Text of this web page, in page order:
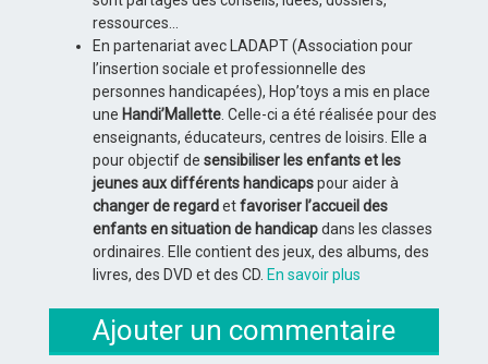
ressources…
En partenariat avec LADAPT (Association pour
l’insertion sociale et professionnelle des
personnes handicapées), Hop’toys a mis en place
une Handi’Mallette . Celle-ci a été réalisée pour des
enseignants, éducateurs, centres de loisirs. Elle a
pour objectif de sensibiliser les enfants et les
jeunes aux différents handicapspour aider à
changer de regardetfavoriser l’accueil des
enfants en situation de handicapdans les classes
ordinaires. Elle contient des jeux, des albums, des
livres, des DVD et des CD. En savoir plus
Ajouter un commentaire